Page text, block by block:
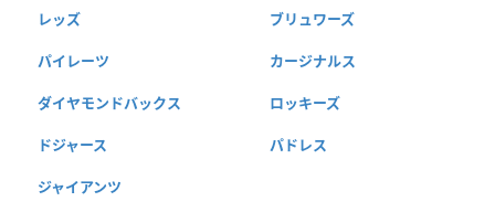
レッズ ブリュワーズ
パイレーツ カージナルス
ダイヤモンドバックス ロッキーズ
ドジャース パドレス
ジャイアンツ